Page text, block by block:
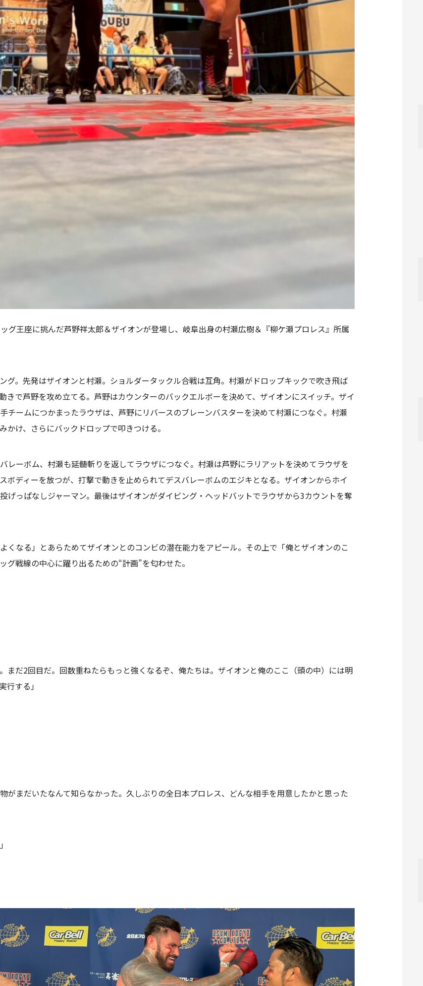
グ王座に挑んだ芦野祥太郎＆ザイオンが登場し、岐阜出身の村瀬広樹＆『柳ケ瀬プロレス』所属
グ。先発はザイオンと村瀬。ショルダータックル合戦は互角。村瀬がドロップキックで吹き飛ば
きで芦野を攻め立てる。芦野はカウンターのバックエルボーを決めて、ザイオンにスイッチ。ザイ
チームにつかまったラウザは、芦野にリバースのブレーンバスターを決めて村瀬につなぐ。村瀬
け、さらにバックドロップで叩きつける。
レーボム、村瀬も延髄斬りを返してラウザにつなぐ。村瀬は芦野にラリアットを決めてラウザを
ボディーを放つが、打撃で動きを止められてデスバレーボムのエジキとなる。ザイオンからホイ
げっぱなしジャーマン。最後はザイオンがダイビング・ヘッドバットでラウザから3カウントを奪
くなる」とあらためてザイオンとのコンビの潜在能力をアピール。その上で「俺とザイオンのこ
戦線の中心に躍り出るための“計画”を匂わせた。
だ2回目だ。回数重ねたらもっと強くなるぞ、俺たちは。ザイオンと俺のここ（頭の中）には明
行する」
がまだいたなんて知らなかった。久しぶりの全日本プロレス、どんな相手を用意したかと思った